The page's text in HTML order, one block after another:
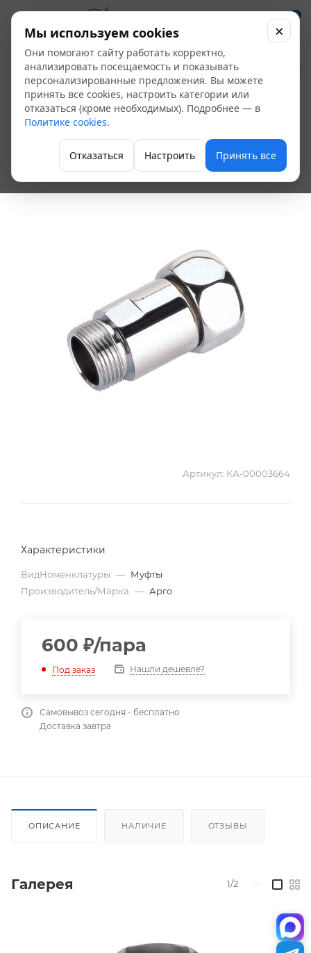
0
Соединитель для
полотенцесушителя
прямой 1"х1/2" ВР -
НР (Арго)
Аксессуары для полотенцесушителей
Артикул: КА-00003664
Характеристики
ВидНоменклатуры — Муфты
Производитель/Марка — Арго
600 ₽/пара
Под заказ Нашли дешевле?
Самовывоз сегодня - бесплатно
Доставка завтра
ОПИСАНИЕ НАЛИЧИЕ ОТЗЫВЫ
Галерея 1/2
Мы используем cookies
Они помогают сайту работать корректно,
анализировать посещаемость и показывать
персонализированные предложения. Вы можете
принять все cookies, настроить категории или
отказаться (кроме необходимых). Подробнее — в
Политике cookies.
Отказаться Настроить Принять все
×